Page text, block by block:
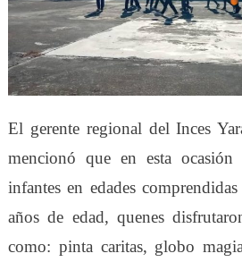
El gerente regional del Inces
mencionó que en esta
infantes en edades
años de edad, quenes
como: pinta caritas, globo